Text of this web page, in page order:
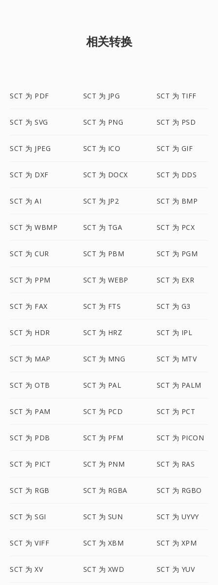
相关转换
SCT 为 PDF SCT 为 JPG SCT 为 TIFF
SCT 为 SVG SCT 为 PNG SCT 为 PSD
SCT 为 JPEG SCT 为 ICO SCT 为 GIF
SCT 为 DXF SCT 为 DOCX SCT 为 DDS
SCT 为 AI SCT 为 JP2 SCT 为 BMP
SCT 为 WBMP SCT 为 TGA SCT 为 PCX
SCT 为 CUR SCT 为 PBM SCT 为 PGM
SCT 为 PPM SCT 为 WEBP SCT 为 EXR
SCT 为 FAX SCT 为 FTS SCT 为 G3
SCT 为 HDR SCT 为 HRZ SCT 为 IPL
SCT 为 MAP SCT 为 MNG SCT 为 MTV
SCT 为 OTB SCT 为 PAL SCT 为 PALM
SCT 为 PAM SCT 为 PCD SCT 为 PCT
SCT 为 PDB SCT 为 PFM SCT 为 PICON
SCT 为 PICT SCT 为 PNM SCT 为 RAS
SCT 为 RGB SCT 为 RGBA SCT 为 RGBO
SCT 为 SGI SCT 为 SUN SCT 为 UYVY
SCT 为 VIFF SCT 为 XBM SCT 为 XPM
SCT 为 XV SCT 为 XWD SCT 为 YUV